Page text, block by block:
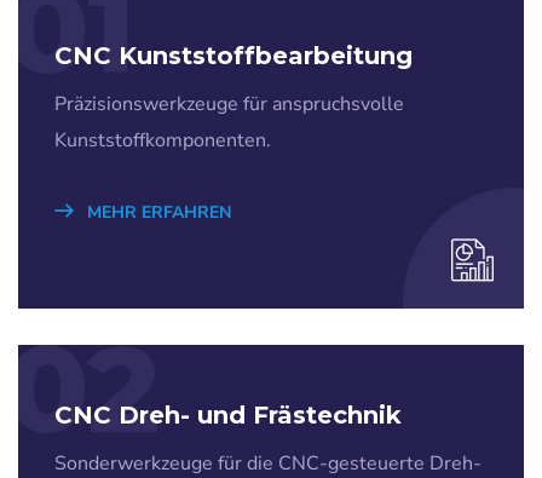
CNC Kunststoffbearbeitung
Präzisionswerkzeuge für anspruchsvolle
Kunststoffkomponenten.
MEHR ERFAHREN
02
CNC Dreh- und Frästechnik
Sonderwerkzeuge für die CNC-gesteuerte Dreh-